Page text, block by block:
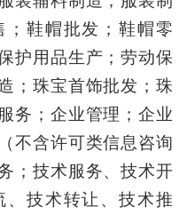
鞋帽批发；鞋帽零
护用品生产；劳动保
；珠宝首饰批发；珠
务；企业管理；企业
不含许可类信息咨询
；技术服务、技术开
技术转让、技术推